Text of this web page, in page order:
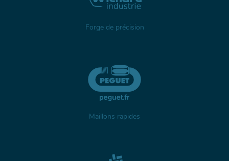
Forge de précision
Maillons rapides